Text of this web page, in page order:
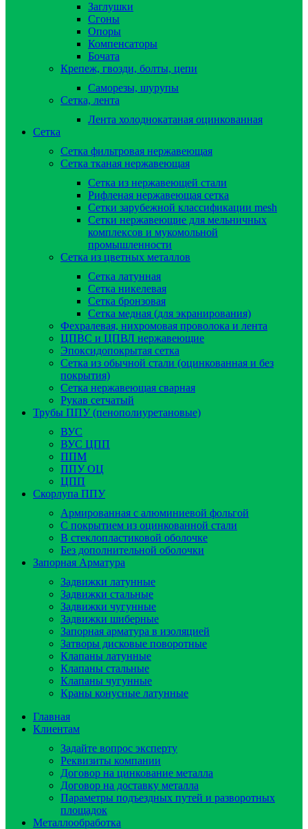
Заглушки
Сгоны
Опоры
Компенсаторы
Бочата
Крепеж, гвозди, болты, цепи
Саморезы, шурупы
Сетка, лента
Лента холоднокатаная оцинкованная
Сетка
Сетка фильтровая нержавеющая
Сетка тканая нержавеющая
Сетка из нержавеющей стали
Рифленая нержавеющая сетка
Сетки зарубежной классификации mesh
Сетки нержавеющие для мельничных
комплексов и мукомольной
промышленности
Сетка из цветных металлов
Сетка латунная
Сетка никелевая
Сетка бронзовая
Сетка медная (для экранирования)
Фехралевая, нихромовая проволока и лента
ЦПВС и ЦПВЛ нержавеющие
Эпоксидопокрытая сетка
Сетка из обычной стали (оцинкованная и без
покрытия)
Сетка нержавеющая сварная
Рукав сетчатый
Трубы ППУ (пенополиуретановые)
ВУС
ВУС ЦПП
ППМ
ППУ ОЦ
ЦПП
Скорлупа ППУ
Армированная с алюминиевой фольгой
C покрытием из оцинкованной стали
В стеклопластиковой оболочке
Без дополнительной оболочки
Запорная Арматура
Задвижки латунные
Задвижки стальные
Задвижки чугунные
Задвижки шиберные
Запорная арматура в изоляцией
Затворы дисковые поворотные
Клапаны латунные
Клапаны стальные
Клапаны чугунные
Краны конусные латунные
Главная
Клиентам
Задайте вопрос эксперту
Реквизиты компании
Договор на цинкование металла
Договор на доставку металла
Параметры подъездных путей и разворотных
площадок
Металлообработка